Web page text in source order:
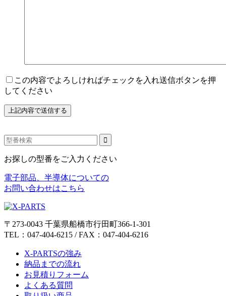
この内容でよろしければチェックを入れ送信ボタンを押
してください
お探しの型番をご入力ください
電子部品、半導体についての
お問い合わせはこちら
〒273-0043 千葉県船橋市行田町366-1-301
TEL：047-404-6215 / FAX：047-404-6216
X-PARTSの強み
納品までの流れ
お見積りフォーム
よくある質問